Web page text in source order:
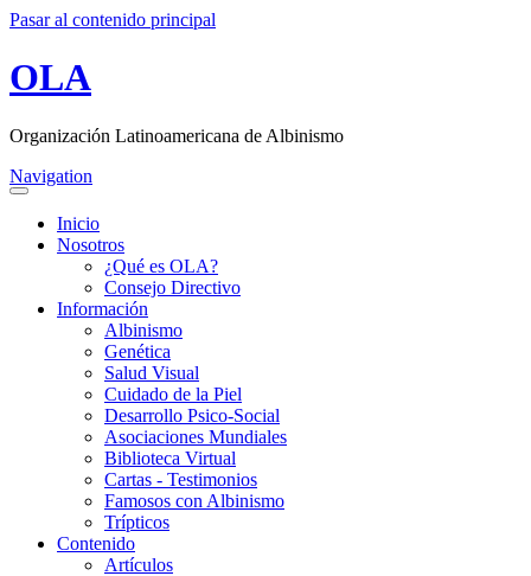
Pasar al contenido principal
OLA
Organización Latinoamericana de Albinismo
Navigation
Inicio
Nosotros
¿Qué es OLA?
Consejo Directivo
Información
Albinismo
Genética
Salud Visual
Cuidado de la Piel
Desarrollo Psico-Social
Asociaciones Mundiales
Biblioteca Virtual
Cartas - Testimonios
Famosos con Albinismo
Trípticos
Contenido
Artículos